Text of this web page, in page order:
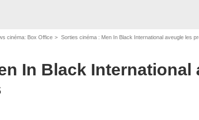
cinéma: Box Office Sorties cinéma : Men In Black International aveugle les
In Black International